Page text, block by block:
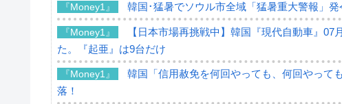
『Money1』 韓国･猛暑でソウル市全域「猛暑重大警報」
『Money1』
【日本市場再挑戦中】韓国『現代自動車』
た。『起亜』は9台だけ
『Money1』
韓国「信用赦免を何回やっても、何回やって
落！